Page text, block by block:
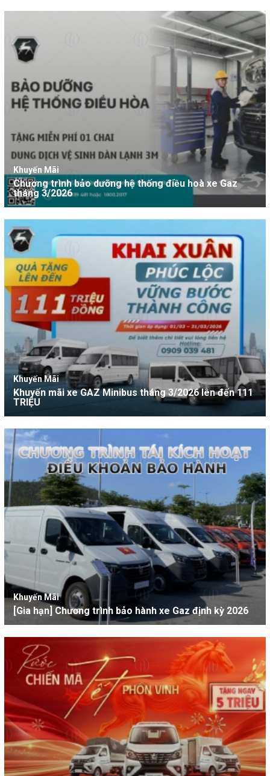
Khuyến Mãi
Chương trình bảo dưỡng hệ thống điều hoà xe Gaz
tháng 3/2026
Khuyến Mãi
Khuyến mãi xe GAZ Minibus tháng 3/2026 lên đến 111
TRIỆU
Khuyến Mãi
[Gia hạn] Chương trình bảo hành xe Gaz định kỳ 2026